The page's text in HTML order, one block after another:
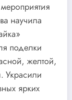
научила
поделки
желтой,
Украсили
ярких